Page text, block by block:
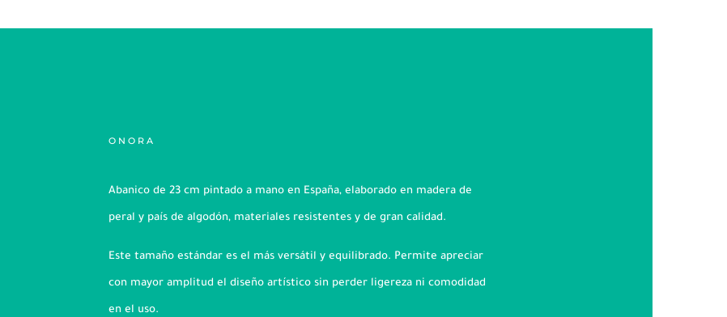
ONORA
Abanico de 23 cm pintado a mano en España, elaborado en madera de
peral y país de algodón, materiales resistentes y de gran calidad.
Este tamaño estándar es el más versátil y equilibrado. Permite apreciar
con mayor amplitud el diseño artístico sin perder ligereza ni comodidad
en el uso.